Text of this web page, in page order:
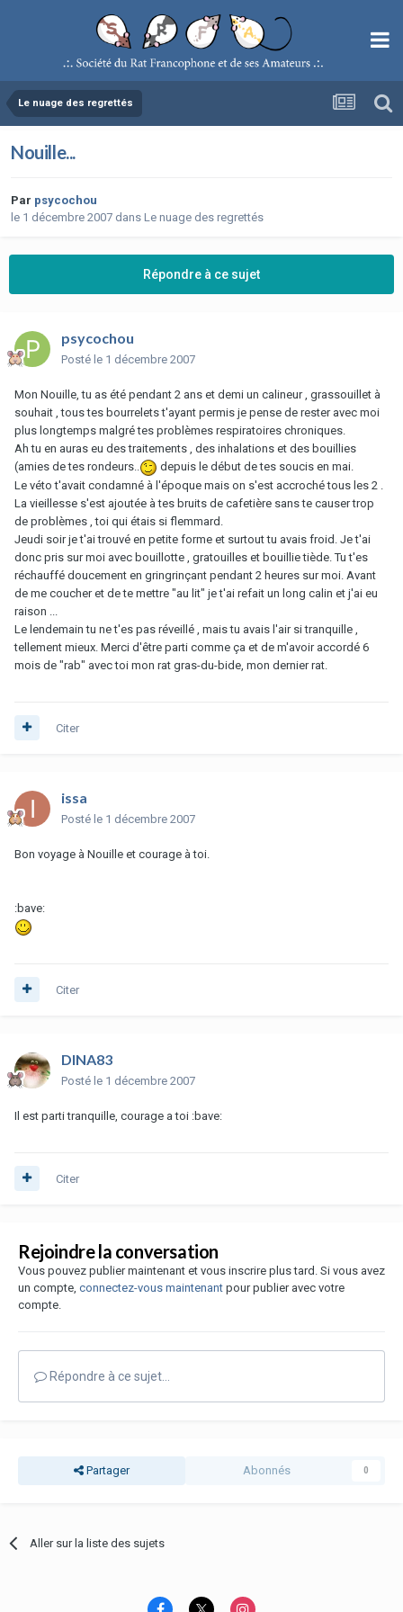
Le nuage des regrettés
Nouille...
Par psycochou
le 1 décembre 2007 dans Le nuage des regrettés
Répondre à ce sujet
psycochou
Posté le 1 décembre 2007
Mon Nouille, tu as été pendant 2 ans et demi un calineur , grassouillet à
souhait , tous tes bourrelets t'ayant permis je pense de rester avec moi
plus longtemps malgré tes problèmes respiratoires chroniques.
Ah tu en auras eu des traitements , des inhalations et des bouillies
(amies de tes rondeurs..
depuis le début de tes soucis en mai.
Le véto t'avait condamné à l'époque mais on s'est accroché tous les 2 .
La vieillesse s'est ajoutée à tes bruits de cafetière sans te causer trop
de problèmes , toi qui étais si flemmard.
Jeudi soir je t'ai trouvé en petite forme et surtout tu avais froid. Je t'ai
donc pris sur moi avec bouillotte , gratouilles et bouillie tiède. Tu t'es
réchauffé doucement en gringrinçant pendant 2 heures sur moi. Avant
de me coucher et de te mettre "au lit" je t'ai refait un long calin et j'ai eu
raison ...
Le lendemain tu ne t'es pas réveillé , mais tu avais l'air si tranquille ,
tellement mieux. Merci d'être parti comme ça et de m'avoir accordé 6
mois de "rab" avec toi mon rat gras-du-bide, mon dernier rat.
Citer
issa
Posté le 1 décembre 2007
Bon voyage à Nouille et courage à toi.
:bave:
Citer
DINA83
Posté le 1 décembre 2007
Il est parti tranquille, courage a toi :bave:
Citer
Rejoindre la conversation
Vous pouvez publier maintenant et vous inscrire plus tard. Si vous avez
un compte, connectez-vous maintenant pour publier avec votre
compte.
Répondre à ce sujet…
Partager Abonnés 0
Aller sur la liste des sujets